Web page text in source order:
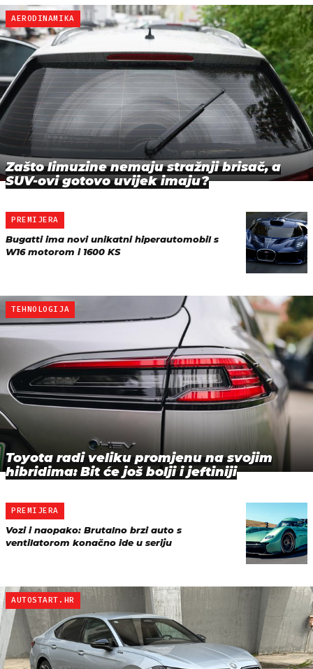
AERODINAMIKA
Zašto limuzine nemaju stražnji brisač, a
SUV-ovi gotovo uvijek imaju?
PREMIJERA
Bugatti ima novi unikatni hiperautomobil s
W16 motorom i 1600 KS
TEHNOLOGIJA
Toyota radi veliku promjenu na svojim
hibridima: Bit će još bolji i jeftiniji
PREMIJERA
Vozi i naopako: Brutalno brzi auto s
ventilatorom konačno ide u seriju
AUTOSTART.HR